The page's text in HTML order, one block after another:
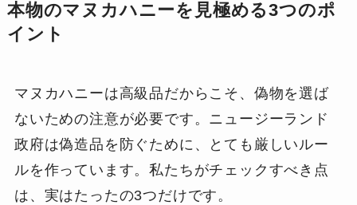
本物のマヌカハニーを見極める3つのポ
イント
マヌカハニーは高級品だからこそ、偽物を選ば
ないための注意が必要です。ニュージーランド
政府は偽造品を防ぐために、とても厳しいルー
ルを作っています。私たちがチェックすべき点
は、実はたったの3つだけです。